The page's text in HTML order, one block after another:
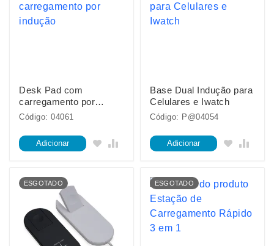
Desk Pad com
carregamento por
indução
Código: 04061
Adicionar
Base Dual Indução para
Celulares e Iwatch
Código: P@04054
Adicionar
ESGOTADO ESGOTADO